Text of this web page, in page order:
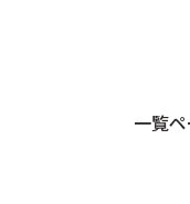
一覧